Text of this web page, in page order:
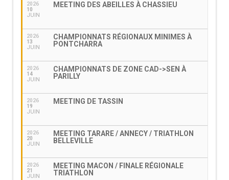
2026
10
JUIN
MEETING DES ABEILLES À CHASSIEU
2026
13
JUIN
CHAMPIONNATS RÉGIONAUX MINIMES À
PONTCHARRA
2026
14
JUIN
CHAMPIONNATS DE ZONE CAD->SEN À
PARILLY
2026
19
JUIN
MEETING DE TASSIN
2026
20
JUIN
MEETING TARARE / ANNECY / TRIATHLON
BELLEVILLE
2026
21
JUIN
MEETING MACON / FINALE RÉGIONALE
TRIATHLON